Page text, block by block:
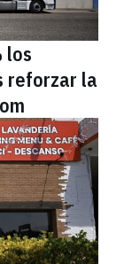
los
reforzar la